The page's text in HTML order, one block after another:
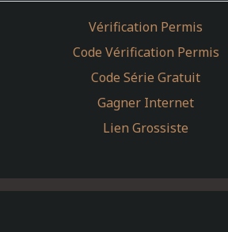
Vérification Permis
Code Vérification Permis
Code Série Gratuit
Gagner Internet
Lien Grossiste